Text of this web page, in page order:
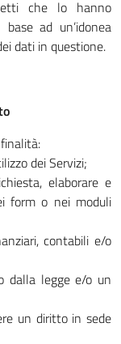
che lo hanno
ad un’idonea
dati in questione.
dei Servizi;
elaborare e
form o nei moduli
contabili e/o
dalla legge e/o un
un diritto in sede